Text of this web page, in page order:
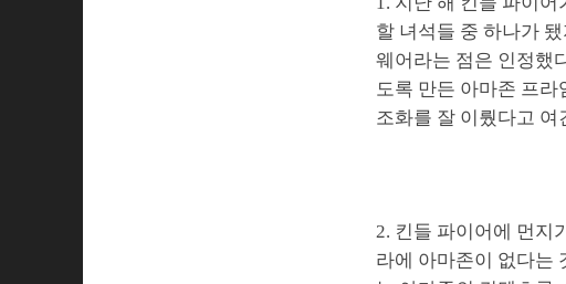
할 녀석들 중 하나가
웨어라는 점은 인정했
도록 만든 아마존 프
조화를 잘 이뤘다고 여
2. 킨들 파이어에 먼지
라에 아마존이 없다는